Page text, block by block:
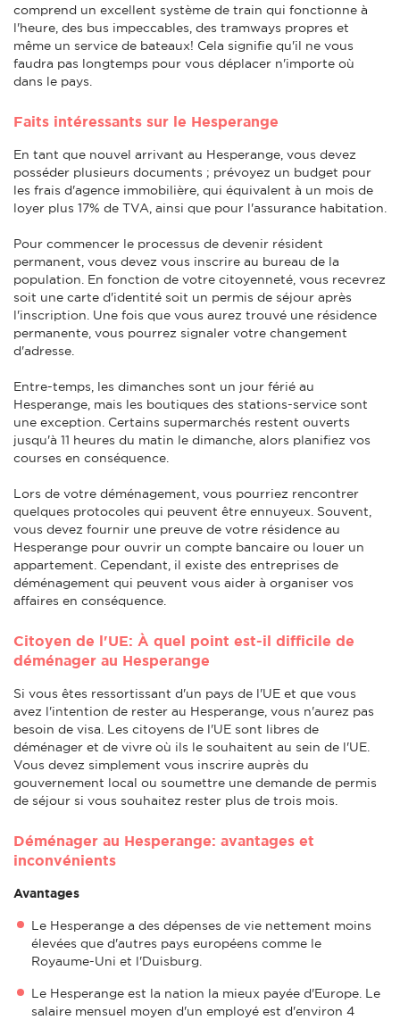
comprend un excellent système de train qui fonctionne à
l'heure, des bus impeccables, des tramways propres et
même un service de bateaux! Cela signifie qu'il ne vous
faudra pas longtemps pour vous déplacer n'importe où
dans le pays.
Faits intéressants sur le Hesperange
En tant que nouvel arrivant au Hesperange, vous devez
posséder plusieurs documents ; prévoyez un budget pour
les frais d'agence immobilière, qui équivalent à un mois de
loyer plus 17% de TVA, ainsi que pour l'assurance habitation.
Pour commencer le processus de devenir résident
permanent, vous devez vous inscrire au bureau de la
population. En fonction de votre citoyenneté, vous recevrez
soit une carte d'identité soit un permis de séjour après
l'inscription. Une fois que vous aurez trouvé une résidence
permanente, vous pourrez signaler votre changement
d'adresse.
Entre-temps, les dimanches sont un jour férié au
Hesperange, mais les boutiques des stations-service sont
une exception. Certains supermarchés restent ouverts
jusqu'à 11 heures du matin le dimanche, alors planifiez vos
courses en conséquence.
Lors de votre déménagement, vous pourriez rencontrer
quelques protocoles qui peuvent être ennuyeux. Souvent,
vous devez fournir une preuve de votre résidence au
Hesperange pour ouvrir un compte bancaire ou louer un
appartement. Cependant, il existe des entreprises de
déménagement qui peuvent vous aider à organiser vos
affaires en conséquence.
Citoyen de l'UE: À quel point est-il difficile de
déménager au Hesperange
Si vous êtes ressortissant d'un pays de l'UE et que vous
avez l'intention de rester au Hesperange, vous n'aurez pas
besoin de visa. Les citoyens de l'UE sont libres de
déménager et de vivre où ils le souhaitent au sein de l'UE.
Vous devez simplement vous inscrire auprès du
gouvernement local ou soumettre une demande de permis
de séjour si vous souhaitez rester plus de trois mois.
Déménager au Hesperange: avantages et
inconvénients
Avantages
Le Hesperange a des dépenses de vie nettement moins
élevées que d'autres pays européens comme le
Royaume-Uni et l'Duisburg.
Le Hesperange est la nation la mieux payée d'Europe. Le
salaire mensuel moyen d'un employé est d'environ 4